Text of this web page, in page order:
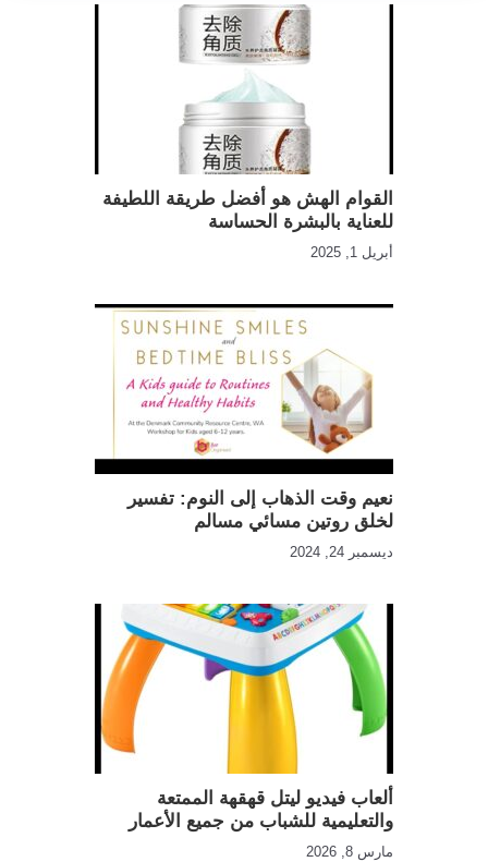
القوام الهش هو أفضل طريقة اللطيفة
للعناية بالبشرة الحساسة
أبريل 1, 2025
نعيم وقت الذهاب إلى النوم: تفسير
لخلق روتين مسائي مسالم
ديسمبر 24, 2024
ألعاب فيديو ليتل قهقهة الممتعة
والتعليمية للشباب من جميع الأعمار
مارس 8, 2026